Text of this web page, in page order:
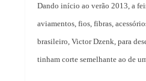
Dando início ao verão 2013, a
aviamentos, fios, fibras,
brasileiro, Victor Dzenk, para
tinham corte semelhante ao de